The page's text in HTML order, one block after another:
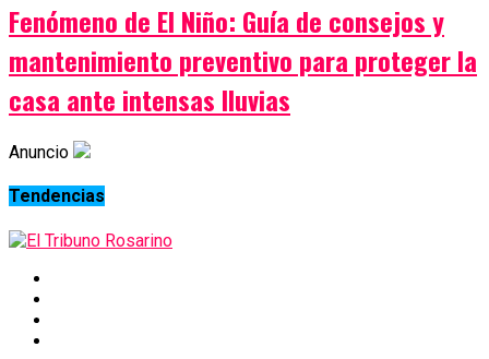
Fenómeno de El Niño: Guía de consejos y
mantenimiento preventivo para proteger la
casa ante intensas lluvias
Anuncio
Tendencias